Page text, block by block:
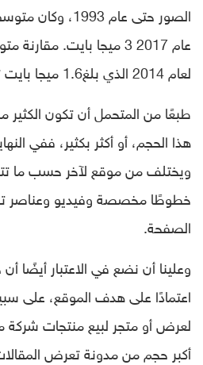
الصور حتى عام
عام 2017 3 ميجا بايت.
لعام 2014 الذي بلغ​​1.6 ميجا بايت تبدو الزيادة واضحة جدًا.
طبعًا من المتحمل أن تكون
هذا الحجم، أو أكثر بكثير، ففي
ويختلف من موقع لآخر حسب ما
خطوطًا مخصصة وفيديو وعناصر
الصفحة.
وعلينا أن نضع في الاعتبار أيضًا
اعتمادًا على هدف الموقع، على
لعرض أو متجر لبيع منتجات شركة
أكبر حجم من مدونة تعرض